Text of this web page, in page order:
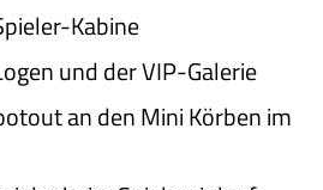
Kabine
und der VIP-Galerie
an den Mini Körben im